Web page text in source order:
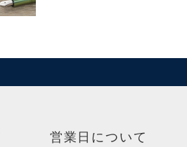
営業日について